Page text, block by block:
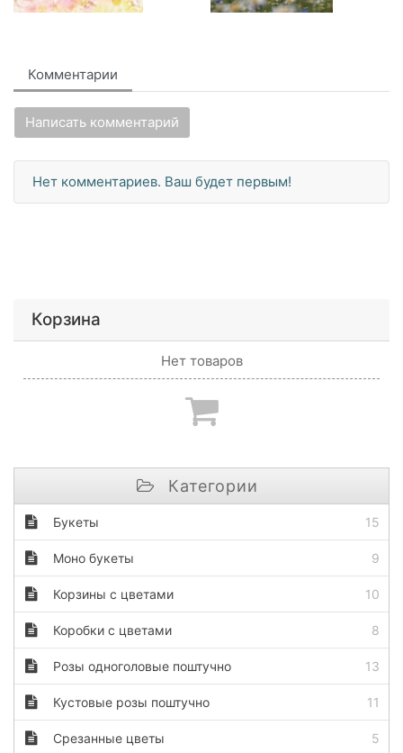
Комментарии
Написать комментарий
Нет комментариев. Ваш будет первым!
Корзина
Нет товаров
Категории
15
Букеты
9
Моно букеты
10
Корзины с цветами
8
Коробки с цветами
13
Розы одноголовые поштучно
11
Кустовые розы поштучно
5
Срезанные цветы